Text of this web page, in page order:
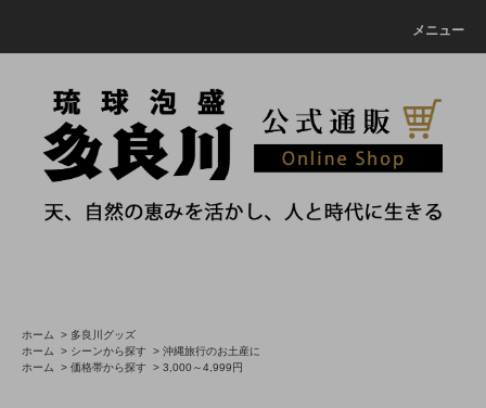
メニュー
ホーム > 多良川グッズ
ホーム
> シーンから探す > 沖縄旅行のお土産に
ホーム
> 価格帯から探す > 3,000～4,999円